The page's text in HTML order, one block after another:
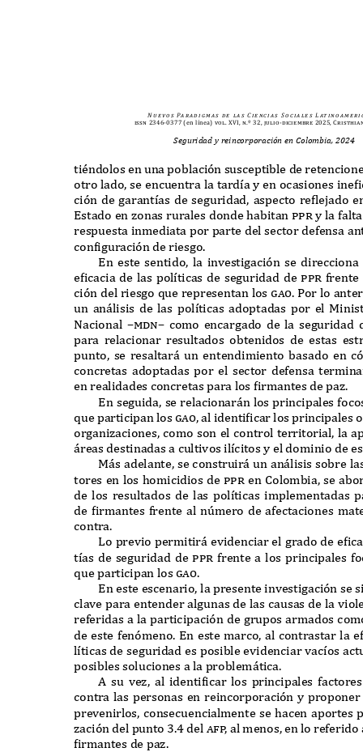
N u e v o s Pa r a d i g m a s d e l a s C i e n c i a s S o c i a l e s L at i n o a m e r i
issn 2346-0377(en línea) vol. XVI, n.º 32, julio-diciembre 2025,
Seguridad y reincorporación en Colombia, 2024
tiéndolos en una población susceptible de
otro lado,se encuentra la tardía y en ocasiones inef
ción de garantías de seguridad, aspecto reflejado
Estado en zonas rurales donde habitanppry la
respuesta inmediata por parte del sector defensa
configuración de riesgo.
En este sentido, la investigación se
eficacia de las políticas de seguridad deppr frente
ción del riesgo que representan losgao. Por lo
un análisis de las políticas adoptadas por el M
Nacional –mdn– como encargado de la seguridad
para relacionar resultados obtenidos de estas
punto, se resaltaráun entendimiento basado en
concretas adoptadas por el sector defensa
en realidades concretas para los firmantes de paz.
En seguida, se relacionarán los principales
que participan losgao,al identificar los principales
organizaciones,como son el control territorial, la
áreas destinadas a cultivos ilícitos y el dominio de
Más adelante, se construiráun análisis sobre
tores en los homicidios deppren Colombia,se
de los resultados de las políticas implementadas
de firmantes frente al número de afectaciones
contra.
Lo previo permitirá evidenciar el grado de ef
tías de seguridad depprfrente a los principales
que participan losgao.
En este escenario,la presente investigación se
clave para entender algunas de las causas de la
referidas a la participación de grupos armados
de este fenómeno. En este marco,al contrastar la ef
líticas de seguridad es posible evidenciar vacíos
posibles soluciones a la problemática.
Asu vez, al identificar los principales
contra las personas en reincorporación y
prevenirlos,consecuencialmente se hacen aportes
zación del punto 3.4del afp, al menos,en lo referido
firmantes de paz.